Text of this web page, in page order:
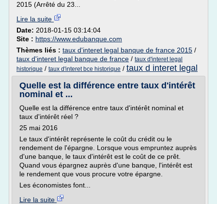
2015 (Arrêté du 23...
Lire la suite
Date: 2018-01-15 03:14:04
Site : https://www.edubanque.com
Thèmes liés : taux d'interet legal banque de france 2015 /
taux d'interet legal banque de france / taux d'interet legal
historique / taux d'interet bce historique / taux d interet legal
Quelle est la différence entre taux d'intérêt
nominal et ...
Quelle est la différence entre taux d'intérêt nominal et
taux d'intérêt réel ?
25 mai 2016
Le taux d'intérêt représente le coût du crédit ou le
rendement de l'épargne. Lorsque vous empruntez auprès
d'une banque, le taux d'intérêt est le coût de ce prêt.
Quand vous épargnez auprès d'une banque, l'intérêt est
le rendement que vous procure votre épargne.
Les économistes font...
Lire la suite